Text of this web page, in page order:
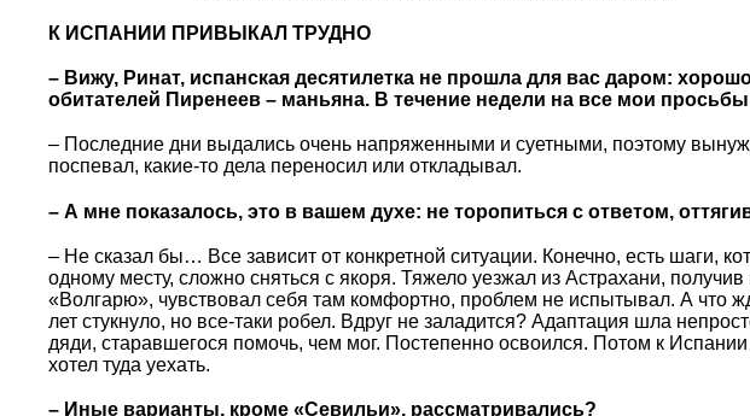
К ИСПАНИИ ПРИВЫКАЛ ТРУДНО
– Вижу, Ринат, испанская десятилетка не прошла для вас даром:
обитателей Пиренеев – маньяна. В течение недели на все мои
– Последние дни выдались очень напряженными и суетными, поэтому
поспевал, какие-то дела переносил или откладывал.
– А мне показалось, это в вашем духе: не торопиться с ответом,
– Не сказал бы… Все зависит от конкретной ситуации. Конечно, есть шаги,
одному месту, сложно сняться с якоря. Тяжело уезжал из Астрахани,
«Волгарю», чувствовал себя там комфортно, проблем не испытывал. А что
лет стукнуло, но все-таки робел. Вдруг не заладится? Адаптация шла
дяди, старавшегося помочь, чем мог. Постепенно освоился. Потом к
хотел туда уехать.
– Иные варианты, кроме «Севильи», рассматривались?